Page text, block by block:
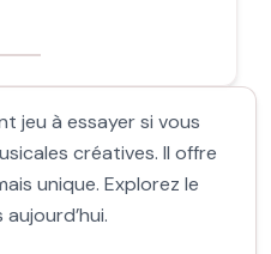
jeu à essayer si vous
créatives. Il offre
unique. Explorez le
aujourd’hui.